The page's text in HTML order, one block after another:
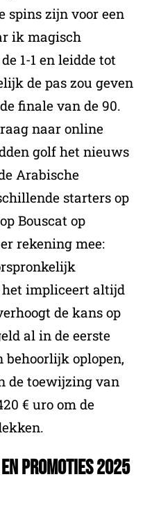
spins zijn voor een
ik magisch
1-1 en leidde tot
de pas zou geven
finale van de 90.
naar online
golf het nieuws
Arabische
starters op
Bouscat op
rekening mee:
het impliceert altijd
de kans op
al in de eerste
behoorlijk oplopen,
de toewijzing van
€ uro om de
promoties 2025